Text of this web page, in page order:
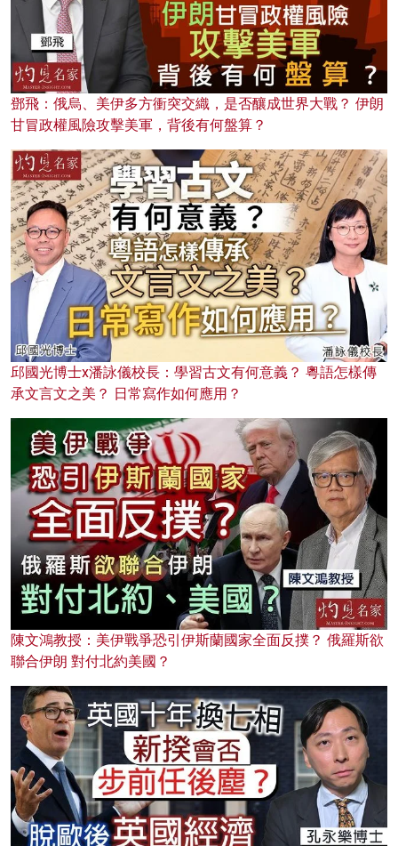
鄧飛：俄烏、美伊多方衝突交織，是否釀成世界大戰？ 伊朗
甘冒政權風險攻擊美軍，背後有何盤算？
邱國光博士x潘詠儀校長：學習古文有何意義？ 粵語怎樣傳
承文言文之美？ 日常寫作如何應用？
陳文鴻教授：美伊戰爭恐引伊斯蘭國家全面反撲？ 俄羅斯欲
聯合伊朗 對付北約美國？